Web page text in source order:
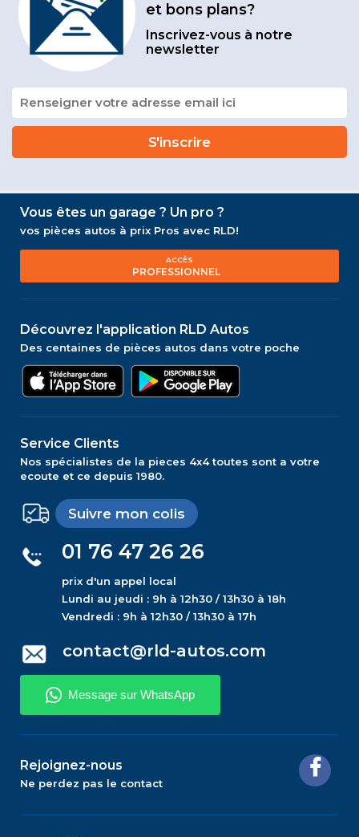
et bons plans?
Inscrivez-vous à notre
newsletter
Vous êtes un garage ? Un pro ?
vos pièces autos à prix Pros avec RLD!
ACCÈS
PROFESSIONNEL
Découvrez l'application RLD Autos
Des centaines de pièces autos dans votre poche
Service Clients
Nos spécialistes de la pieces 4x4 toutes sont a votre
ecoute et ce depuis 1980.
Suivre mon colis
01 76 47 26 26
prix d'un appel local
Lundi au jeudi : 9h à 12h30 / 13h30 à 18h
Vendredi : 9h à 12h30 / 13h30 à 17h
contact@rld-autos.com
Rejoignez-nous
Ne perdez pas le contact